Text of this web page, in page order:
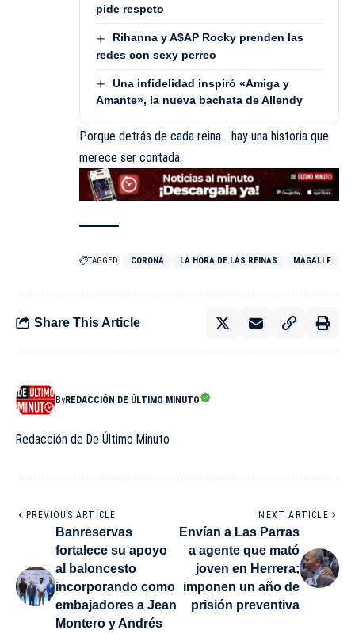
pide respeto
Rihanna y A$AP Rocky prenden las
redes con sexy perreo
Una infidelidad inspiró «Amiga y
Amante», la nueva bachata de Allendy
Porque detrás de cada reina… hay una historia que
merece ser contada.
TAGGED: CORONA LA HORA DE LAS REINAS MAGALI F
Share This Article
ByREDACCIÓN DE ÚLTIMO MINUTO
Redacción de De Último Minuto
PREVIOUS ARTICLE
Banreservas
fortalece su apoyo
al baloncesto
incorporando como
embajadores a Jean
Montero y Andrés
NEXT ARTICLE
Envían a Las Parras
a agente que mató
joven en Herrera;
imponen un año de
prisión preventiva